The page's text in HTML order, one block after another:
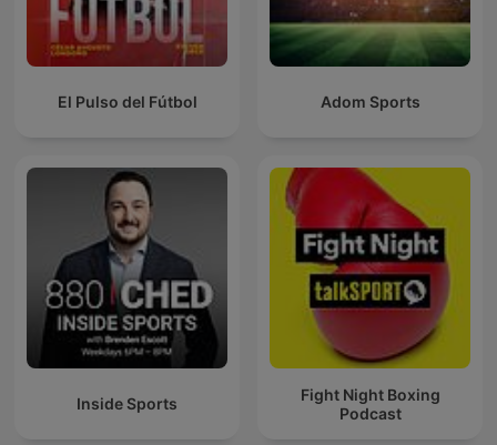
El Pulso del Fútbol Adom Sports
Inside Sports
Fight Night Boxing
Podcast